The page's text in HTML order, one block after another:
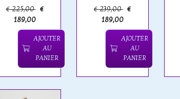
€ 225,00 €
189,00
AJOUTER
AU
PANIER
€ 239,00 €
189,00
AJOUTER
AU
PANIER